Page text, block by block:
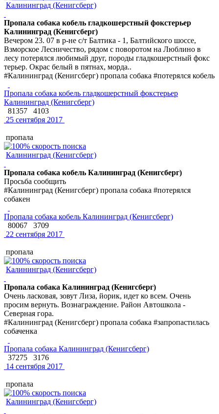
Калининград (Кенигсберг)
Пропала собака кобель гладкошерстный фокстерьер
Калининград (Кенигсберг)
Вечером 23. 07 в р-не с/т Балтика - 1, Балтийского шоссе,
Взморское Лесничество, рядом с поворотом на Люблино в
лесу потерялся любимый друг, породы гладкошерстный фокс
терьер. Окрас белый в пятнах, морда..
#Калининград (Кенигсберг) пропала собака #потерялся кобель
Пропала собака кобель гладкошерстный фокстерьер
Калининград (Кенигсберг)
81357
4103
25 сентября 2017
пропала
Калининград (Кенигсберг)
Пропала собака кобель Калининград (Кенигсберг)
Просьба сообщить
#Калининград (Кенигсберг) пропала собака #потерялся
собакен
Пропала собака кобель Калининград (Кенигсберг)
80067
3709
22 сентября 2017
пропала
Калининград (Кенигсберг)
Пропала собака Калининград (Кенигсберг)
Очень ласковая, зовут Лиза, йорик, идет ко всем. Очень
просим вернуть. Вознаграждение. Район Автошкола -
Северная гора.
#Калининград (Кенигсберг) пропала собака #запропастилась
собаченка
Пропала собака Калининград (Кенигсберг)
37275
3176
14 сентября 2017
пропала
Калининград (Кенигсберг)